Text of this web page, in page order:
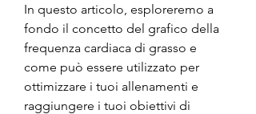
In questo articolo, esploreremo a
fondo il concetto del grafico della
frequenza cardiaca di grasso e
come può essere utilizzato per
ottimizzare i tuoi allenamenti e
raggiungere i tuoi obiettivi di